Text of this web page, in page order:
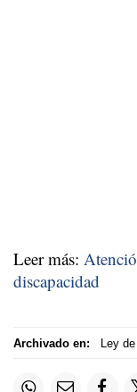
Leer más:
discapacidad
Archivado en: Ley